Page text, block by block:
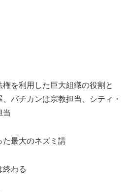
を利用した巨大組織の役割と
バチカンは宗教担当、シティ・
当
最大のネズミ講
わる